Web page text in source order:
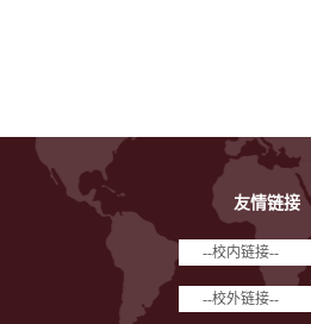
友情链接
--校内链接--
--校外链接--